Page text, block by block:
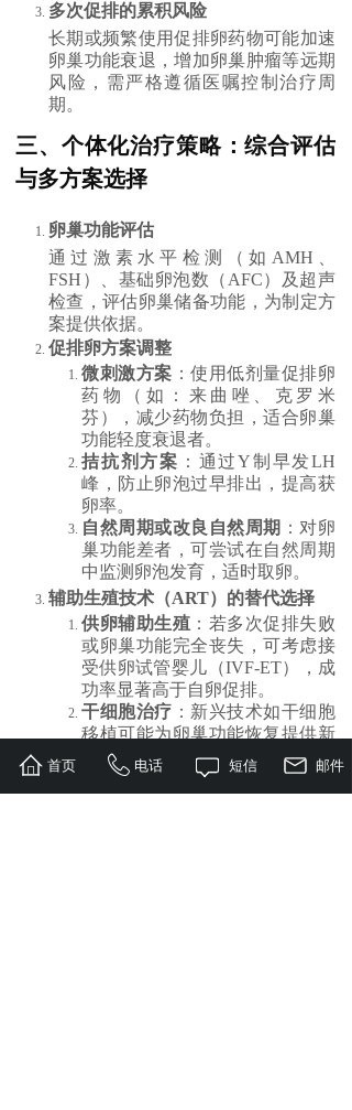
多次促排的累积风险
长期或频繁使用促排卵药物可能加速
卵巢功能衰退，增加卵巢肿瘤等远期
风险，需严格遵循医嘱控制治疗周
期。
三、个体化治疗策略：综合评估
与多方案选择
卵巢功能评估
通过激素水平检测（如AMH、
FSH）、基础卵泡数（AFC）及超声
检查，评估卵巢储备功能，为制定方
案提供依据。
促排卵方案调整
微刺激方案 ：使用低剂量促排卵
药物（如：来曲唑、克罗米
芬），减少药物负担，适合卵巢
功能轻度衰退者。
拮抗剂方案 ：通过Y制早发LH
峰，防止卵泡过早排出，提高获
卵率。
自然周期或改良自然周期 ：对卵
巢功能差者，可尝试在自然周期
中监测卵泡发育，适时取卵。
辅助生殖技术（ART）的替代选择
供卵辅助生殖 ：若多次促排失败
或卵巢功能完全丧失，可考虑接
受供卵试管婴儿（IVF-ET），成
功率显著高于自卵促排。
干细胞治疗 ：新兴技术如干细胞
移植可能为卵巢功能恢复提供新
希望，但目前仍处于临床研究阶
段，需谨慎评估。
首页 电话 短信 邮件